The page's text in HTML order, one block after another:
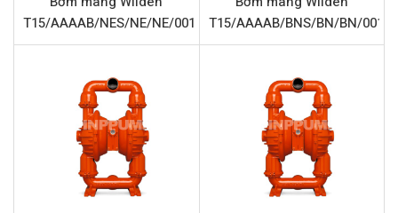
Model
Wilden T15/WWAAB/BNS/BN/BN/
Thương hiệu
Chất liệu thân bơm
Lưu lượng tối đa
Áp lực tối đa
T15/AAAAB/NES/NE/NE/0014
T15/AAAAB/BNS/BN/BN/0014